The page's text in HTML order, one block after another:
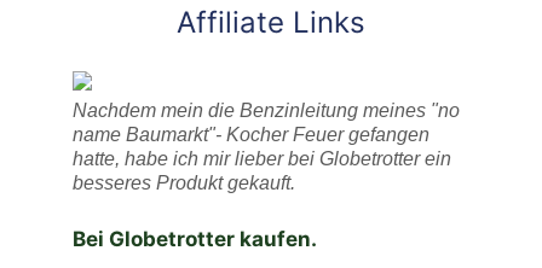
Affiliate Links
Nachdem mein die Benzinleitung meines "no
name Baumarkt"- Kocher Feuer gefangen
hatte, habe ich mir lieber bei Globetrotter ein
besseres Produkt gekauft.
Bei Globetrotter kaufen.